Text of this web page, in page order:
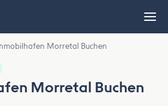
Morretal Buchen
Morretal Buchen